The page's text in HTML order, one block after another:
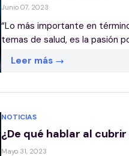
Junio 07, 2023
“Lo más importante en
temas de salud, es la pasión
Leer más
NOTICIAS
¿De qué hablar al
Mayo 31, 2023